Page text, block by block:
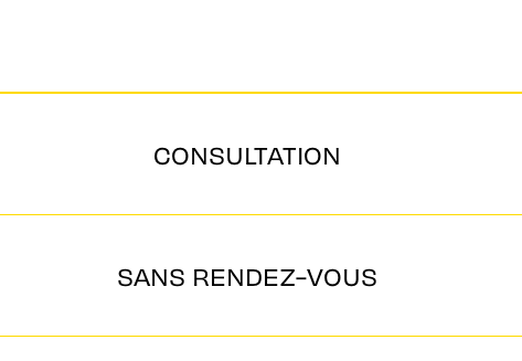
CONSULTATION
SANS RENDEZ-VOUS